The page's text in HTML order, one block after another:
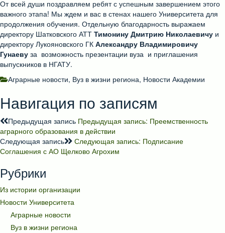
От всей души поздравляем ребят с успешным завершением этого
важного этапа! Мы ждем и вас в стенах нашего Университета для
продолжения обучения. Отдельную благодарность выражаем
директору Шатковского АТТ Тимонину Дмитрию Николаевичу и
директору Лукояновского ГК Александру Владимировичу
Гунаеву за возможность презентации вуза и приглашения
выпускников в НГАТУ.
Аграрные новости, Вуз в жизни региона, Новости Академии
Навигация по записям
Предыдущая запись Предыдущая запись: Преемственность
аграрного образования в действии
Следующая запись
Следующая запись: Подписание
Соглашения с АО Щелково Агрохим
Рубрики
Из истории организации
Новости Университета
Аграрные новости
Вуз в жизни региона